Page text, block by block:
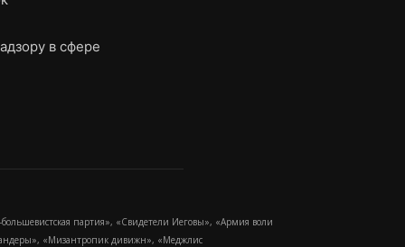
в сфере
партия», «Свидетели Иеговы», «Армия воли
«Мизантропик дивижн», «Меджлис